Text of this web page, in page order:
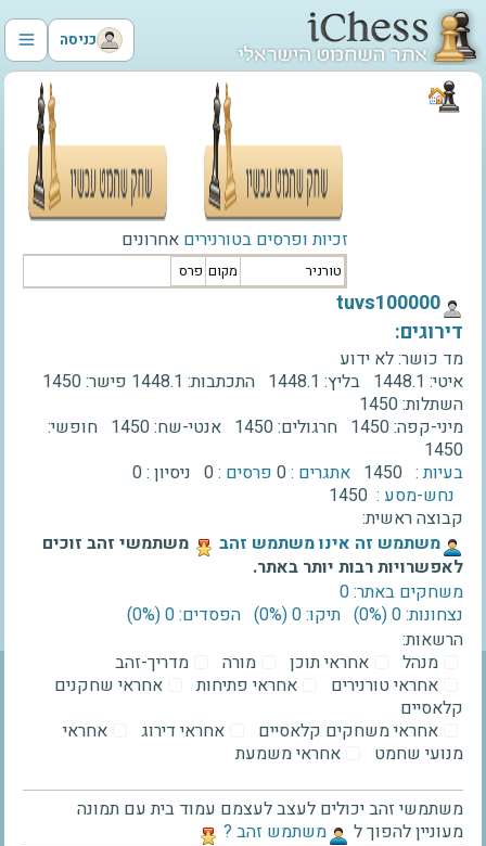
כניסה
זכיות ופרסים בטורנירים אחרונים
טורניר מקום פרס
‫tuvs100000‬
דירוגים:
מד כושר:לא ידוע
איטי: 1448.1 בליץ: 1448.1 התכתבות: 1448.1 פישר:1450
השתלות:1450
מיני-קפה:1450 חרגולים:1450 אנטי-שח:1450 חופשי:
1450
בעיות : 1450 אתגרים :0 פרסים :0 ניסיון :0
נחש-מסע : 1450
קבוצה ראשית:
‫משתמש זה אינו משתמש זהב‬
משתמשי זהב זוכים
לאפשרויות רבות יותר באתר.
משחקים באתר: 0
נצחונות: 0 ‫(0%)‬
תיקו: 0 ‫(0%)‬
הפסדים: 0 ‫(0%)‬
הרשאות:
מנהל
אחראי תוכן מורה
מדריך-זהב
אחראי טורנירים
אחראי פתיחות
אחראי שחקנים
קלאסיים
אחראי משחקים קלאסיים
אחראי דירוג
אחראי
מנועי שחמט
אחראי משמעת
משתמשי זהב יכולים לעצב לעצמם עמוד בית עם תמונה
מעוניין להפוך ל
‫משתמש זהב ?‬